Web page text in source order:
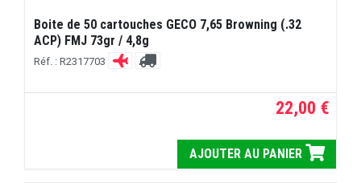
Boite de 50 cartouches GECO 7,65 Browning (.32
ACP) FMJ 73gr / 4,8g
Réf. : R2317703
22,00 €
AJOUTER AU PANIER